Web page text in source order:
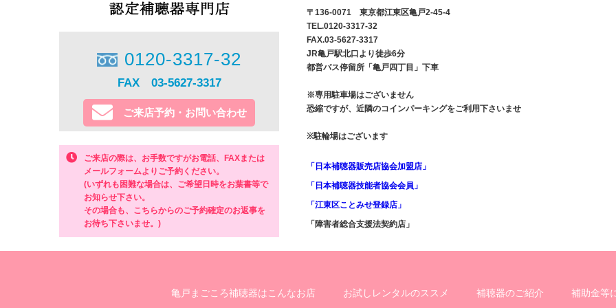
0120-3317-32
FAX 03-5627-3317
ご来店予約・お問い合わせ
ご来店の際は、お手数ですがお電話、FAXまたは
メールフォームよりご予約ください。
(いずれも困難な場合は、ご希望日時をお葉書等で
お知らせ下さい。
その場合も、こちらからのご予約確定のお返事を
お待ち下さいませ。)
〒136-0071 東京都江東区亀戸2-45-4
TEL.0120-3317-32
FAX.03-5627-3317
JR亀戸駅北口より徒歩6分
都営バス停留所「亀戸四丁目」下車
※専用駐車場はございません
恐縮ですが、近隣のコインパーキングをご利用下さいませ
※駐輪場はございます
「日本補聴器販売店協会加盟店」
「日本補聴器技能者協会会員」
「江東区ことみせ登録店」
「障害者総合支援法契約店」
亀戸まごころ補聴器はこんなお店 お試しレンタルのススメ 補聴器のご紹介 補助金等